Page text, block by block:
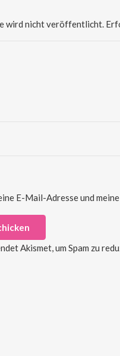
wird nicht veröffentlicht.
E-Mail-Adresse und
Akismet, um Spam zu